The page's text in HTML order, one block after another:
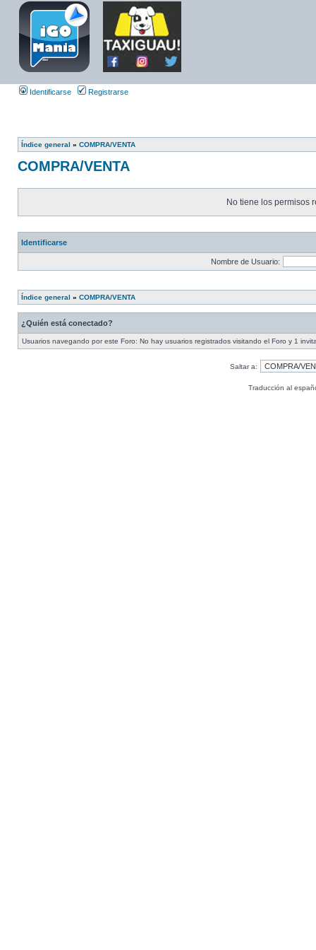
Identificarse Registrarse
Índice general » COMPRA/VENTA
COMPRA/VENTA
No tiene los permisos
Identificarse
Nombre de Usuario:
Índice general » COMPRA/VENTA
¿Quién está conectado?
Usuarios navegando por este Foro: No hay usuarios registrados visitando el Foro y 1
Saltar a:
Traducción al